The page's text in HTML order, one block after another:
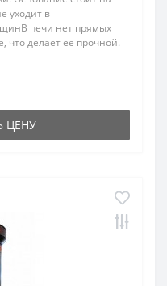
уходит в
печи нет прямых
что делает её прочной.
ЦЕНУ